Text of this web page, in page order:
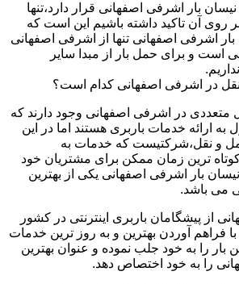
بار اشرفی اصفهانی قرار دارد،تنها
روی آن تاکید داشته باشیم این است که
بار اشرفی اصفهانی تنها از اشرفی اصفهانی
است و برای حمل بار از مبدا سایر
در اشرفی اصفهانی کدام است؟
در اشرفی اصفهانی وجود دارند که
ارائه خدمات باربری هستند اما در این
و نقل،شرکتیست که خدمات به
کوتاه ترین زمان ممکن برای مشتریان خود
بار اشرفی اصفهانی یکی از بهترین
می باشد.
از پیشگامان باربری اینترنتی در کشور
فراهم آوردن بهترین و به روز ترین خدمات
را به خود جلب نموده و عنوان بهترین
را به خود اختصاص دهد.